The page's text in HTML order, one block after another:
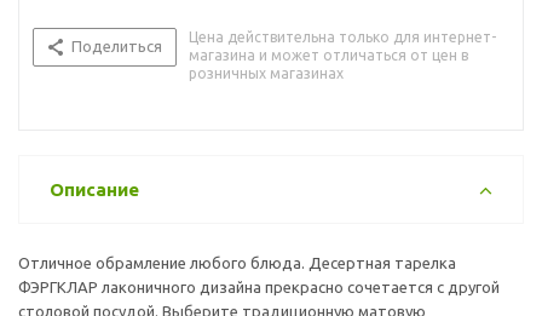
Поделиться
Цена действительна только для интернет-
магазина и может отличаться от цен в
розничных магазинах
Описание
Отличное обрамление любого блюда. Десертная тарелка
ФЭРГКЛАР лаконичного дизайна прекрасно сочетается с другой
столовой посудой. Выберите традиционную матовую